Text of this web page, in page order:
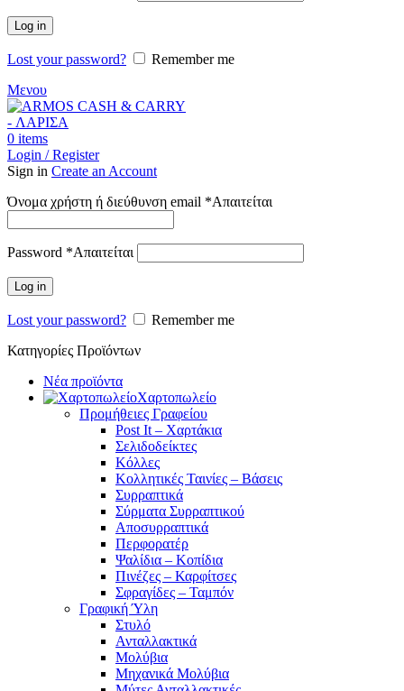
Log in
Lost your password?
Remember me
Μενου
0 items
Login / Register
Sign in Create an Account
Όνομα χρήστη ή διεύθυνση email *Απαιτείται
Password *Απαιτείται
Log in
Lost your password?
Remember me
Κατηγορίες Προϊόντων
Νέα προϊόντα
Χαρτοπωλείο
Προμήθειες Γραφείου
Post It – Χαρτάκια
Σελιδοδείκτες
Κόλλες
Κολλητικές Ταινίες – Βάσεις
Συρραπτικά
Σύρματα Συρραπτικού
Αποσυρραπτικά
Περφορατέρ
Ψαλίδια – Κοπίδια
Πινέζες – Καρφίτσες
Σφραγίδες – Ταμπόν
Γραφική Ύλη
Στυλό
Ανταλλακτικά
Μολύβια
Μηχανικά Μολύβια